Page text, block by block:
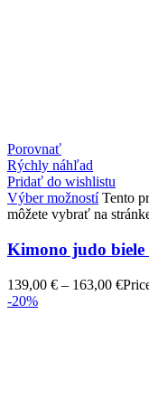
Porovnať
Rýchly náhľad
Pridať do wishlistu
Výber možnostíTento
môžete vybrať na
Kimono judo biele
139,00 € – 163,00 €
-20%